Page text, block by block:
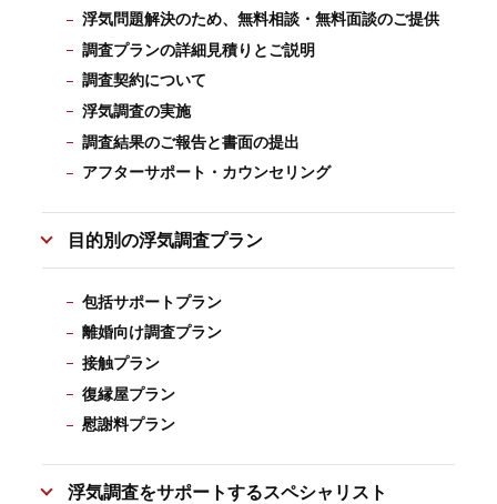
浮気問題解決のため、無料相談・無料面談のご提供
調査プランの詳細見積りとご説明
調査契約について
浮気調査の実施
調査結果のご報告と書面の提出
アフターサポート・カウンセリング
目的別の浮気調査プラン
包括サポートプラン
離婚向け調査プラン
接触プラン
復縁屋プラン
慰謝料プラン
浮気調査をサポートするスペシャリスト